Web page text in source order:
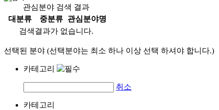
관심분야 검색 결과
대분류
중분류
관심분야명
검색결과가 없습니다.
선택된 분야 (선택분야는 최소 하나 이상 선택 하셔야 합니다.)
카테고리
취소
카테고리